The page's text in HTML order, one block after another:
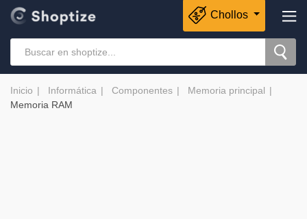
Chollos
Inicio Informática Componentes
Memoria principal
Memoria RAM